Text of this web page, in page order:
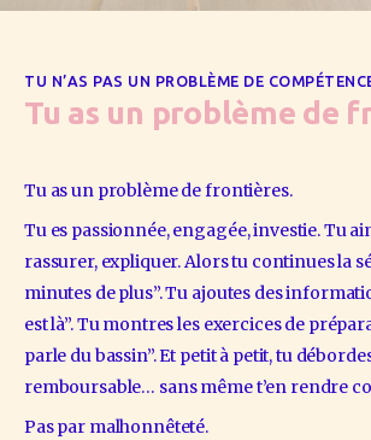
TU N’AS PAS UN PROBLÈME DE
Tu as un problème de
Tu as un problème de frontières.
Tu es passionnée, engagée, investie. Tu
rassurer, expliquer. Alors tu continues la
minutes de plus”. Tu ajoutes des
est là”. Tu montres les exercices de
parle du bassin”. Et petit à petit, tu
remboursable… sans même t’en rendre
Pas par malhonnêteté.